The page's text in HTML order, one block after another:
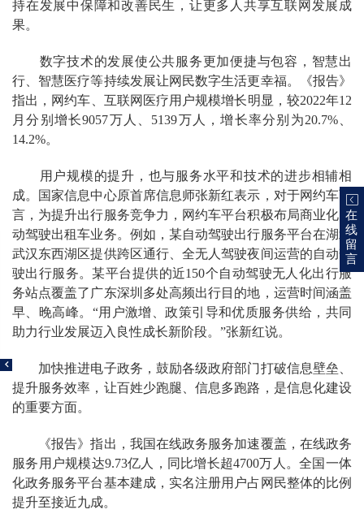
持在发展中保障和改善民生，让更多人共享互联网发展成
果。
数字技术的发展使公共服务更加便捷与包容，智慧出
行、智慧医疗等持续发展让网民数字生活更幸福。《报告》
指出，网约车、互联网医疗用户规模增长明显，较2022年12
月分别增长9057万人、5139万人，增长率分别为20.7%、
14.2%。
用户规模的提升，也与服务水平和技术的进步相辅相
成。国家信息中心原首席信息师张新红表示，对于网约车而
言，为提升出行服务竞争力，网约车平台积极布局商业化自
动驾驶出租车业务。例如，某自动驾驶出行服务平台在湖北
武汉东西湖区提供跨区通行、全无人驾驶夜间运营的自动驾
驶出行服务。某平台提供的近150个自动驾驶无人化出行服
务站点覆盖了广东深圳多处高频出行目的地，运营时间涵盖
早、晚高峰。“用户激增、政策引导和优质服务供给，共同
助力行业发展迈入良性成长新阶段。”张新红说。
加快推进电子政务，鼓励各级政府部门打破信息壁垒、
提升服务效率，让百姓少跑腿、信息多跑路，是信息化建设
的重要方面。
《报告》指出，我国在线政务服务加速覆盖，在线政务
服务用户规模达9.73亿人，同比增长超4700万人。全国一体
化政务服务平台基本建成，实名注册用户占网民整体的比例
提升至接近九成。
在
线
留
言
欢
登
录